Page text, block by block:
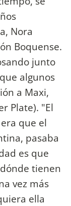
Nora
Boquense.
junto
algunos
a Maxi,
Plate). "El
que el
pasaba
es que
tienen
vez más
ella